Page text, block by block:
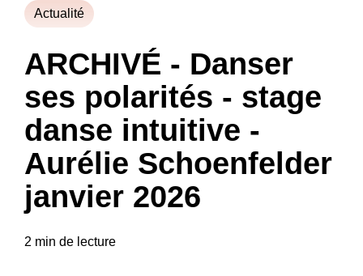
Actualité
ARCHIVÉ - Danser
ses polarités - stage
danse intuitive -
Aurélie Schoenfelder
janvier 2026
2 min de lecture